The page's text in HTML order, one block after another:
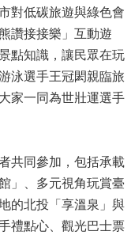
對低碳旅遊與綠色會
讚接接樂」互動遊
點知識，讓民眾在玩
泳選手王冠閎親臨旅
家一同為世壯運選手
共同參加，包括承載
」、多元視角玩賞臺
的北投「享溫泉」與
禮點心、觀光巴士票